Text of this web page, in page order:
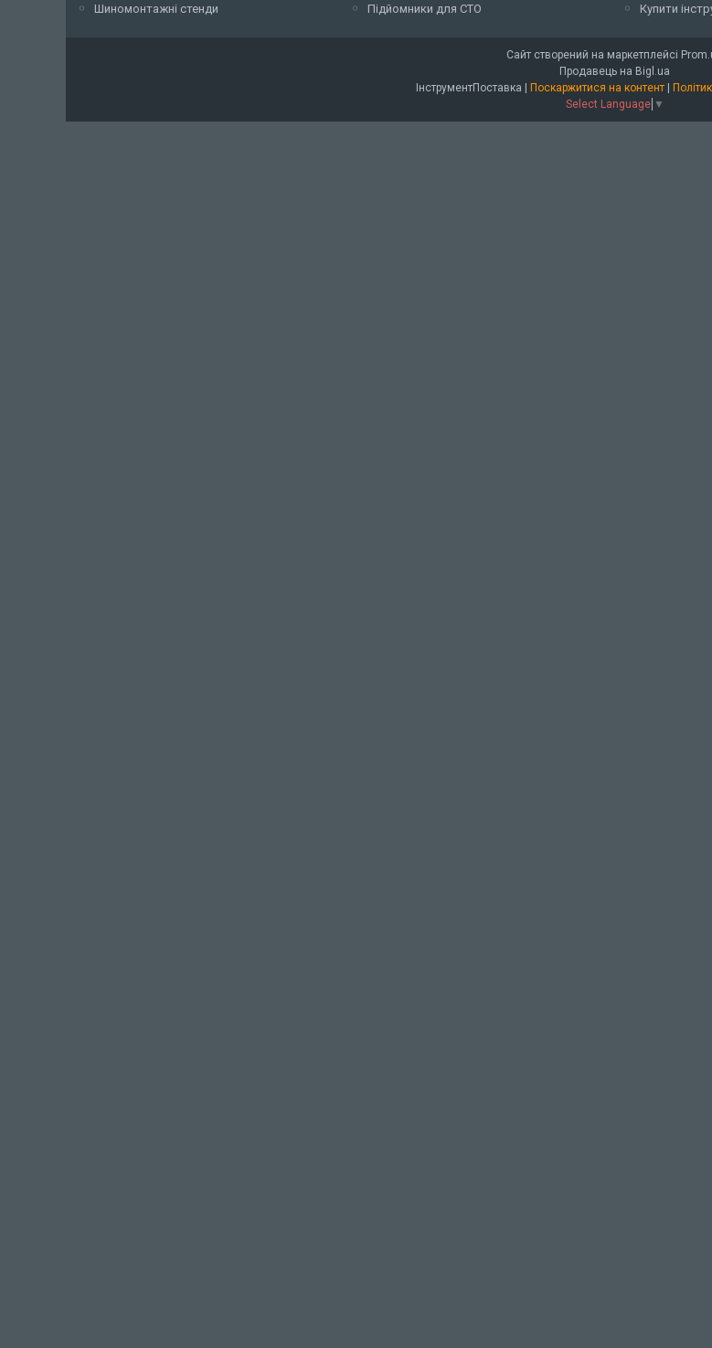
Шиномонтажні стенди Підйомники для СТО Купити
Сайт створений на маркетплейсі
Продавець на Bigl.ua
ІнструментПоставка | Поскаржитися на контент |
Select Language ▼